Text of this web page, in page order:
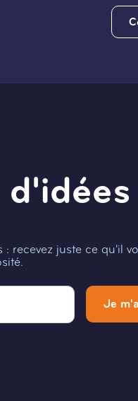
recevez juste ce qu'il
Je